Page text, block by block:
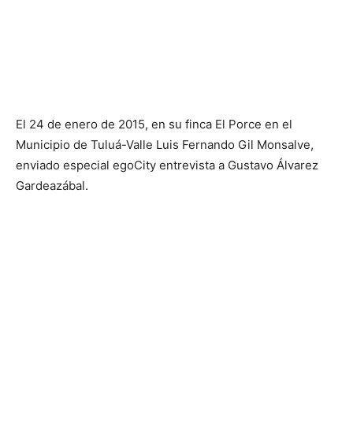
El 24 de enero de 2015, en su finca El Porce en el
Municipio de Tuluá-Valle Luis Fernando Gil Monsalve,
enviado especial egoCity entrevista a Gustavo Álvarez
Gardeazábal.